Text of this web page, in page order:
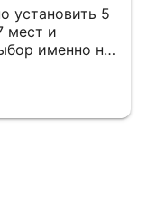
установить 5
мест и
именно на
нужные нам
от 3 недель).
уже был
день